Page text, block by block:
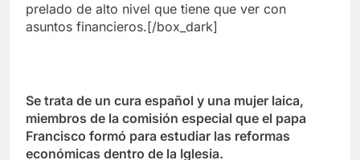
prelado de alto nivel que tiene que ver con
asuntos financieros.[/box_dark]
Se trata de un cura español y una mujer laica,
miembros de la comisión especial que el papa
Francisco formó para estudiar las reformas
económicas dentro de la Iglesia.